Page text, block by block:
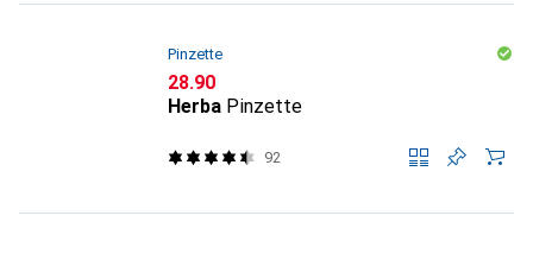
Pinzette
CHF
28.90
Herba Pinzette
92